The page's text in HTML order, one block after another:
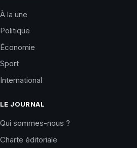
À la une
Politique
Économie
Sport
International
LE JOURNAL
Qui sommes-nous ?
Charte éditoriale